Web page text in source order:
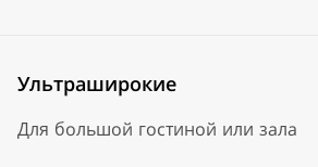
Ультраширокие
Для большой гостиной или зала